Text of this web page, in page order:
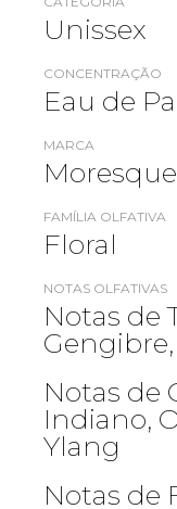
Unissex
CONCENTRAÇÃO
Eau de
MARCA
Moresque
FAMÍLIA OLFATIVA
Floral
NOTAS OLFATIVAS
Notas de
Notas de
Indiano,
Ylang
Notas de